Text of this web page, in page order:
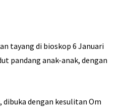
tayang di bioskop 6 Januari
pandang anak-anak, dengan
dengan kesulitan Om